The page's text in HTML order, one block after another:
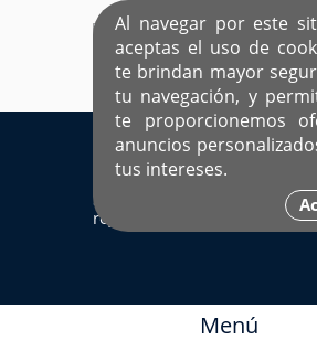
Al navegar por este
aceptas el uso de
te brindan mayor
tu navegación, y
te proporcionemos
anuncios
tus intereses.
EL ÚNICO SITIO DEDICADO A
HISPANOS COMO
Ingresa
Sí ya estás
registrado
Menú